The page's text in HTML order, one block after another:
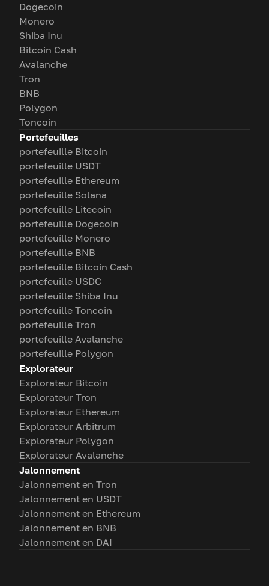
Dogecoin
Monero
Shiba Inu
Bitcoin Cash
Avalanche
Tron
BNB
Polygon
Toncoin
Portefeuilles
portefeuille Bitcoin
portefeuille USDT
portefeuille Ethereum
portefeuille Solana
portefeuille Litecoin
portefeuille Dogecoin
portefeuille Monero
portefeuille BNB
portefeuille Bitcoin Cash
portefeuille USDC
portefeuille Shiba Inu
portefeuille Toncoin
portefeuille Tron
portefeuille Avalanche
portefeuille Polygon
Explorateur
Explorateur Bitcoin
Explorateur Tron
Explorateur Ethereum
Explorateur Arbitrum
Explorateur Polygon
Explorateur Avalanche
Jalonnement
Jalonnement en Tron
Jalonnement en USDT
Jalonnement en Ethereum
Jalonnement en BNB
Jalonnement en DAI